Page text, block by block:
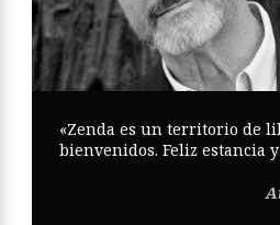
«Zenda es un territorio de
bienvenidos. Feliz estancia